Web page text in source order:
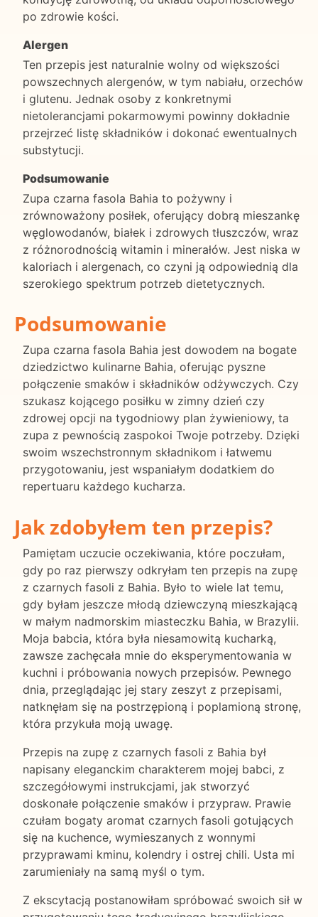
po zdrowie kości.
Alergen
Ten przepis jest naturalnie wolny od większości
powszechnych alergenów, w tym nabiału, orzechów
i glutenu. Jednak osoby z konkretnymi
nietolerancjami pokarmowymi powinny dokładnie
przejrzeć listę składników i dokonać ewentualnych
substytucji.
Podsumowanie
Zupa czarna fasola Bahia to pożywny i
zrównoważony posiłek, oferujący dobrą mieszankę
węglowodanów, białek i zdrowych tłuszczów, wraz
z różnorodnością witamin i minerałów. Jest niska w
kaloriach i alergenach, co czyni ją odpowiednią dla
szerokiego spektrum potrzeb dietetycznych.
Podsumowanie
Zupa czarna fasola Bahia jest dowodem na bogate
dziedzictwo kulinarne Bahia, oferując pyszne
połączenie smaków i składników odżywczych. Czy
szukasz kojącego posiłku w zimny dzień czy
zdrowej opcji na tygodniowy plan żywieniowy, ta
zupa z pewnością zaspokoi Twoje potrzeby. Dzięki
swoim wszechstronnym składnikom i łatwemu
przygotowaniu, jest wspaniałym dodatkiem do
repertuaru każdego kucharza.
Jak zdobyłem ten przepis?
Pamiętam uczucie oczekiwania, które poczułam,
gdy po raz pierwszy odkryłam ten przepis na zupę
z czarnych fasoli z Bahia. Było to wiele lat temu,
gdy byłam jeszcze młodą dziewczyną mieszkającą
w małym nadmorskim miasteczku Bahia, w Brazylii.
Moja babcia, która była niesamowitą kucharką,
zawsze zachęcała mnie do eksperymentowania w
kuchni i próbowania nowych przepisów. Pewnego
dnia, przeglądając jej stary zeszyt z przepisami,
natknęłam się na postrzępioną i poplamioną stronę,
która przykuła moją uwagę.
Przepis na zupę z czarnych fasoli z Bahia był
napisany eleganckim charakterem mojej babci, z
szczegółowymi instrukcjami, jak stworzyć
doskonałe połączenie smaków i przypraw. Prawie
czułam bogaty aromat czarnych fasoli gotujących
się na kuchence, wymieszanych z wonnymi
przyprawami kminu, kolendry i ostrej chili. Usta mi
zarumieniały na samą myśl o tym.
Z ekscytacją postanowiłam spróbować swoich sił w